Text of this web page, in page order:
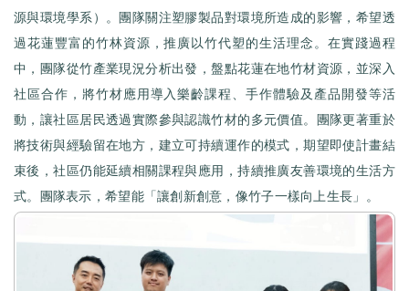
源與環境學系）。團隊關注塑膠製品對環境所造成的影響，希望透
過花蓮豐富的竹林資源，推廣以竹代塑的生活理念。在實踐過程
中，團隊從竹產業現況分析出發，盤點花蓮在地竹材資源，並深入
社區合作，將竹材應用導入樂齡課程、手作體驗及產品開發等活
動，讓社區居民透過實際參與認識竹材的多元價值。團隊更著重於
將技術與經驗留在地方，建立可持續運作的模式，期望即使計畫結
束後，社區仍能延續相關課程與應用，持續推廣友善環境的生活方
式。團隊表示，希望能「讓創新創意，像竹子一樣向上生長」。